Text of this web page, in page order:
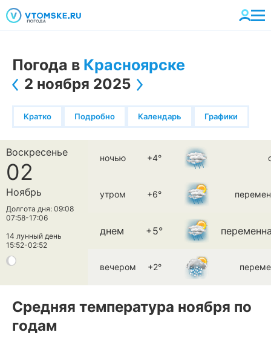
Погода в Красноярске
2 ноября 2025
Кратко Подробно Календарь Графики
Воскресенье
02
Ноябрь
Долгота дня: 09:08
07:58-17:06
14 лунный день
15:52-02:52
ночью +4°
утром +6°
днем +5°
вечером +2°
Средняя температура ноября по
годам